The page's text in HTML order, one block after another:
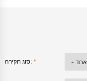
סוג חקירה: *